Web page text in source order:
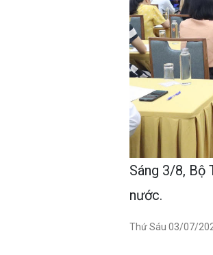
Sáng 3/8, Bộ
nước.
Thứ Sáu 03/07/